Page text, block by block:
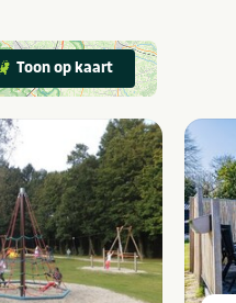
Toon op kaart